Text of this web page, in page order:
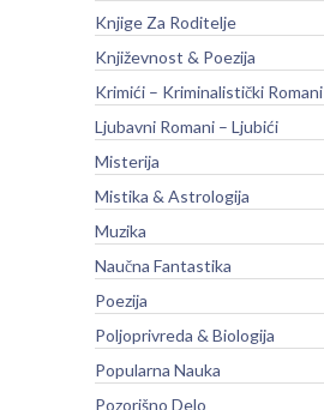
Knjige Za Roditelje
Književnost & Poezija
Krimići – Kriminalistički Romani
Ljubavni Romani – Ljubići
Misterija
Mistika & Astrologija
Muzika
Naučna Fantastika
Poezija
Poljoprivreda & Biologija
Popularna Nauka
Pozorišno Delo